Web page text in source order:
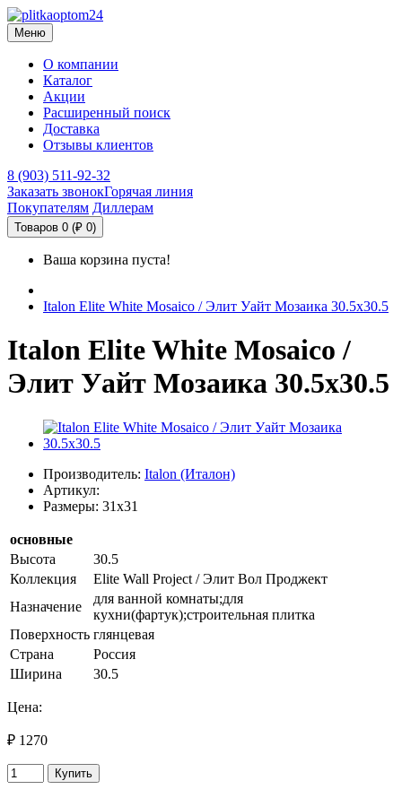
Меню
О компании
Каталог
Акции
Расширенный поиск
Доставка
Отзывы клиентов
8 (903) 511-92-32
Заказать звонокГорячая линия
Покупателям Диллерам
Товаров 0 (₽ 0)
Ваша корзина пуста!
Italon Elite White Mosaico / Элит Уайт Мозаика 30.5х30.5
Italon Elite White Mosaico /
Элит Уайт Мозаика 30.5х30.5
Производитель: Italon (Италон)
Артикул:
Размеры: 31x31
основные
Высота
30.5
Коллекция
Elite Wall Project / Элит Вол Проджект
Назначение
для ванной комнаты;для
кухни(фартук);строительная плитка
Поверхность глянцевая
Страна
Россия
Ширина
30.5
Цена:
₽ 1270
Купить